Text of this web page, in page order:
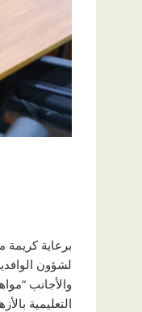
برعاية
لشؤون
والأجانب
التعليمية